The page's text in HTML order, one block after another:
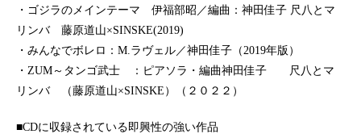
・ゴジラのメインテーマ 伊福部昭／編曲：神田佳子 尺八とマ
リンバ 藤原道山×SINSKE(2019)
・みんなでボレロ：M.ラヴェル／神田佳子（2019年版）
・ZUM～タンゴ武士 ：ピアソラ・編曲神田佳子 尺八とマ
リンバ （藤原道山×SINSKE）（２０２２）
■CDに収録されている即興性の強い作品